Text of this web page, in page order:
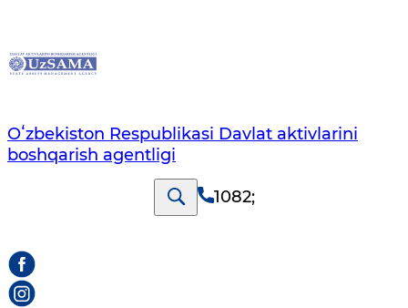
Oʻzbekiston Respublikasi Davlat aktivlarini
boshqarish agentligi
1082;